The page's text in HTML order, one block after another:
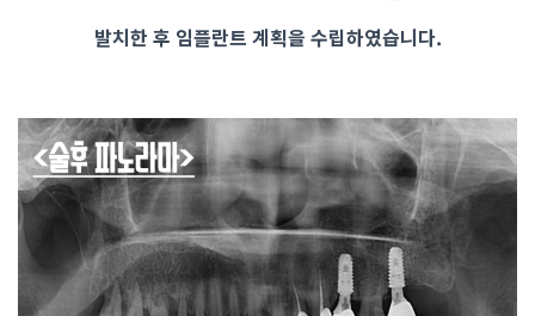
발치한 후 임플란트 계획을 수립하였습니다.